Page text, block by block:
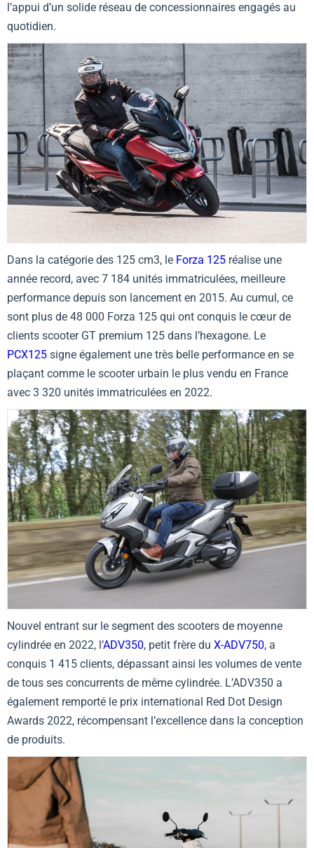
l’appui d’un solide réseau de concessionnaires engagés au
quotidien.
Dans la catégorie des 125 cm3, le Forza 125 réalise une
année record, avec 7 184 unités immatriculées, meilleure
performance depuis son lancement en 2015. Au cumul, ce
sont plus de 48 000 Forza 125 qui ont conquis le cœur de
clients scooter GT premium 125 dans l’hexagone. Le
PCX125 signe également une très belle performance en se
plaçant comme le scooter urbain le plus vendu en France
avec 3 320 unités immatriculées en 2022.
Nouvel entrant sur le segment des scooters de moyenne
cylindrée en 2022, l’ADV350, petit frère du X-ADV750, a
conquis 1 415 clients, dépassant ainsi les volumes de vente
de tous ses concurrents de même cylindrée. L’ADV350 a
également remporté le prix international Red Dot Design
Awards 2022, récompensant l’excellence dans la conception
de produits.